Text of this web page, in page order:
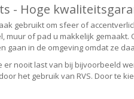
- Hoge
gebruikt om sfeer of
muur of pad u makkelijk
gaan in de omgeving omdat ze
er nooit last van bij bijvoorbeeld
het gebruik van RVS. Door te